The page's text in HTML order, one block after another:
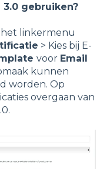
gebruiken?
het linkermenu
> Kies bij E-
voor Email
kunnen
worden. Op
overgaan van